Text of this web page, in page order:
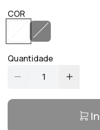
COR
Quantidade
1